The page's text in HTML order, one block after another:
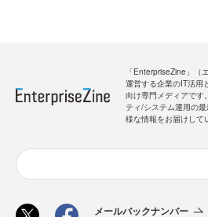
「EnterpriseZine」（
運営する企業のIT活用
向け専門メディアです
ティ/システム運用の
様な情報をお届けして
メールバックナンバー